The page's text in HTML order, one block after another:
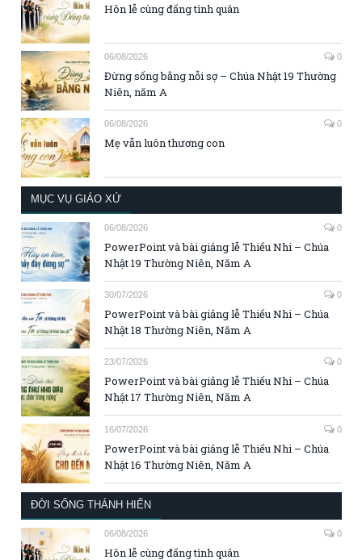
Hôn lễ cùng đấng tình quân
06/08/2026 0
Đừng sống bằng nỗi sợ – Chúa Nhật 19 Thường
Niên, năm A
06/08/2026 0
Mẹ vẫn luôn thương con
MỤC VỤ GIÁO XỨ
06/08/2026 0
PowerPoint và bài giảng lễ Thiếu Nhi – Chúa
Nhật 19 Thường Niên, Năm A
30/07/2026 0
PowerPoint và bài giảng lễ Thiếu Nhi – Chúa
Nhật 18 Thường Niên, Năm A
23/07/2026 0
PowerPoint và bài giảng lễ Thiếu Nhi – Chúa
Nhật 17 Thường Niên, Năm A
16/07/2026 0
PowerPoint và bài giảng lễ Thiếu Nhi – Chúa
Nhật 16 Thường Niên, Năm A
ĐỜI SỐNG THÁNH HIẾN
06/08/2026 0
Hôn lễ cùng đấng tình quân